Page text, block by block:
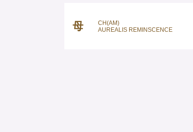
母
CH(AM)
AUREALIS REMINSCENCE